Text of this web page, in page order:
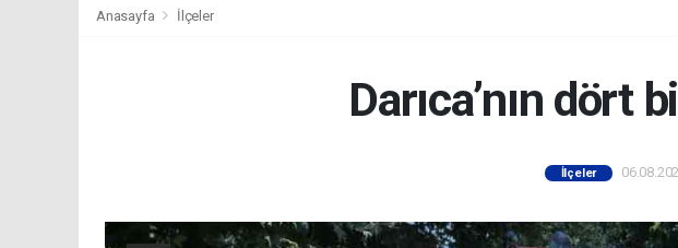
Anasayfa İlçeler
Darıca’nın dört
İlçeler